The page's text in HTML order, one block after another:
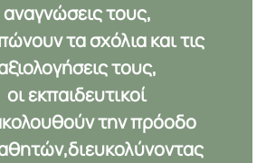
αναγνώσεις τους,
τα σχόλια και τις
τους,
οι εκπαιδευτικοί
την πρόοδο